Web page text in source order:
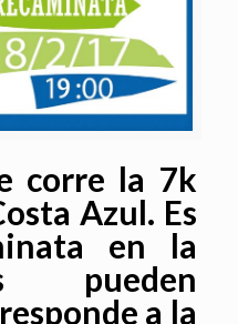
corre la 7k
Azul. Es
en la
pueden
a la